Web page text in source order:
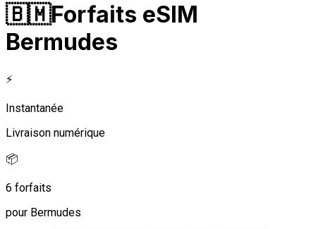
🇧🇲Forfaits eSIM
Bermudes
⚡
Instantanée
Livraison numérique
📦
6 forfaits
pour Bermudes